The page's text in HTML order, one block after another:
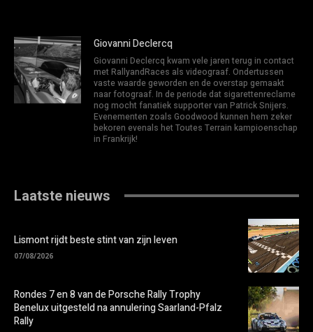
Giovanni Declercq
Giovanni Declercq kwam vele jaren terug in contact
met RallyandRaces als videograaf. Ondertussen
vaste waarde geworden en de overstap gemaakt
naar fotograaf. In de periode dat sigarettenreclame
nog mocht fanatiek supporter van Patrick Snijers.
Evenementen zoals Goodwood kunnen hem zeker
bekoren evenals het Toutes Terrain kampioenschap
in Frankrijk!
Laatste nieuws
Lismont rijdt beste stint van zijn leven
07/08/2026
Rondes 7 en 8 van de Porsche Rally Trophy
Benelux uitgesteld na annulering Saarland-Pfalz
Rally